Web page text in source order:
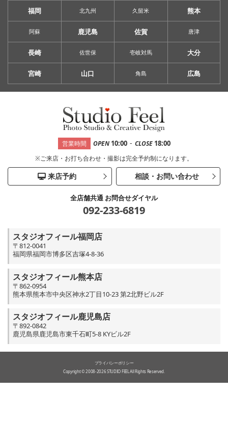
福岡 北九州 久留米 熊本
阿蘇 鹿児島 佐賀 唐津
長崎 佐世保 壱岐対馬 大分
宮崎 山口 角島 広島
営業時間 OPEN 10:00 - CLOSE 18:00
※ご来店・お打ち合わせ・撮影は完全予約制になります。
来店予約 相談・お問い合わせ
全店舗共通 お問合せダイヤル
092-233-6819
スタジオフィール福岡店
〒812-0041
福岡県福岡市博多区吉塚4-8-36
スタジオフィール熊本店
〒862-0954
熊本県熊本市中央区神水2丁目10-23 第2北野ビル2F
スタジオフィール鹿児島店
〒892-0842
鹿児島県鹿児島市東千石町5-8 KYビル2F
プライバシーポリシー
Copyright © 2008-2026 STUDIO FEEL All Rights Reserved.